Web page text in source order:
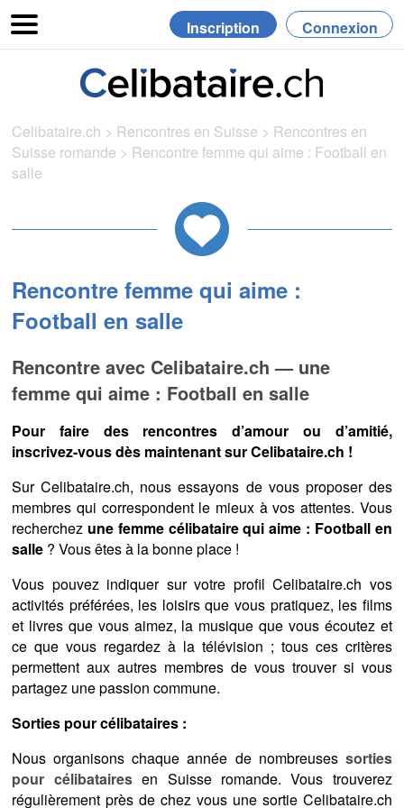
Inscription Connexion
Celibataire.ch > Rencontres en Suisse > Rencontres en
Suisse romande > Rencontre femme qui aime : Football en
salle
Rencontre femme qui aime :
Football en salle
Rencontre avec Celibataire.ch — une
femme qui aime : Football en salle
Pour faire des rencontres d’amour ou d’amitié,
inscrivez-vous dès maintenant sur Celibataire.ch !
Sur Celibataire.ch, nous essayons de vous proposer des
membres qui correspondent le mieux à vos attentes. Vous
recherchez une femme célibataire qui aime : Football en
salle ? Vous êtes à la bonne place !
Vous pouvez indiquer sur votre profil Celibataire.ch vos
activités préférées, les loisirs que vous pratiquez, les films
et livres que vous aimez, la musique que vous écoutez et
ce que vous regardez à la télévision ; tous ces critères
permettent aux autres membres de vous trouver si vous
partagez une passion commune.
Sorties pour célibataires :
Nous organisons chaque année de nombreuses sorties
pour célibatairesen Suisse romande. Vous trouverez
régulièrement près de chez vous une sortie Celibataire.ch